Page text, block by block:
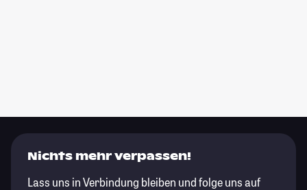
Nichts mehr verpassen!
Lass uns in Verbindung bleiben und folge uns auf